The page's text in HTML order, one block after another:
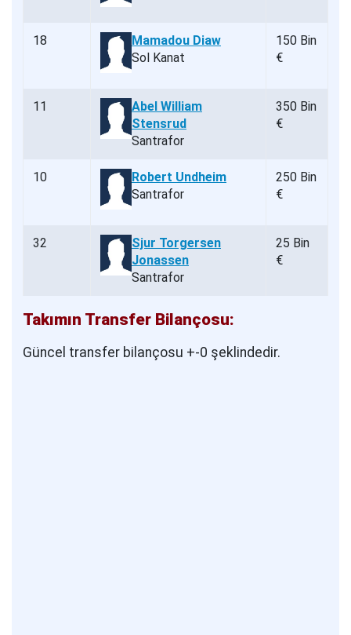
18
Mamadou Diaw
Sol Kanat
150 Bin
€
11
Abel William
Stensrud
Santrafor
350 Bin
€
10
Robert Undheim
Santrafor
250 Bin
€
32
Sjur Torgersen
Jonassen
Santrafor
25 Bin
€
Takımın Transfer Bilançosu:
Güncel transfer bilançosu +-0 şeklindedir.